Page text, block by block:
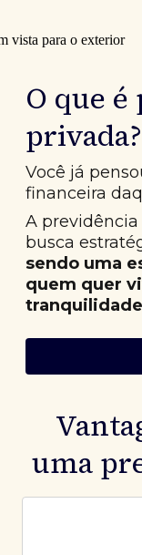
O que
privada?
Você já
financeira
A
busca
sendo uma
quem quer
tranquilidade
uma